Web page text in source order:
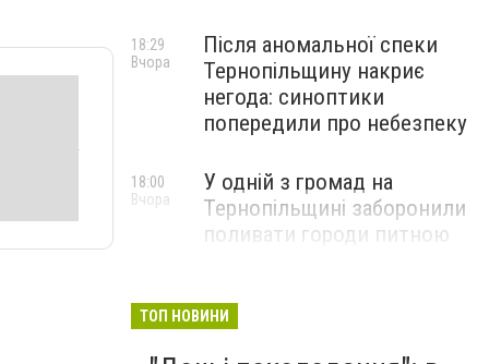
Після аномальної спеки
Тернопільщину накриє
негода: синоптики
попередили про небезпеку
18:29
Вчора
У одній з громад на
Тернопільщині заборонили
поливати городи питною
18:00
Вчора
ТОП НОВИНИ